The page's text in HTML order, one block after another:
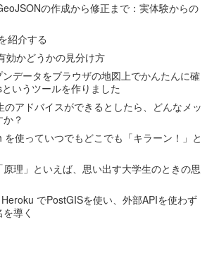
の作成から修正まで：実体験からの
紹介する
効かどうかの見分け方
データをブラウザの地図上でかんたんに確
いうツールを作りました
のアドバイスができるとしたら、どんなメッ
？
を使っていつでもどこでも「キラーン！」と
原理」といえば、思い出す大学生のときの思
でPostGISを使い、外部APIを使わず
導く